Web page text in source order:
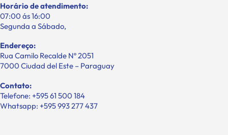
Horário de atendimento:
07:00 ás 16:00
Segunda a Sábado,
Endereço:
Rua Camilo Recalde Nº 2051
7000 Ciudad del Este – Paraguay
Contato:
Telefone: +595 61 500 184
Whatsapp: +595 993 277 437